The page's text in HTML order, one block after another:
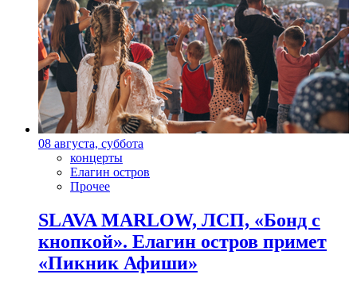
08 августа, суббота
концерты
Елагин остров
Прочее
SLAVA MARLOW, ЛСП, «Бонд с
кнопкой». Елагин остров примет
«Пикник Афиши»